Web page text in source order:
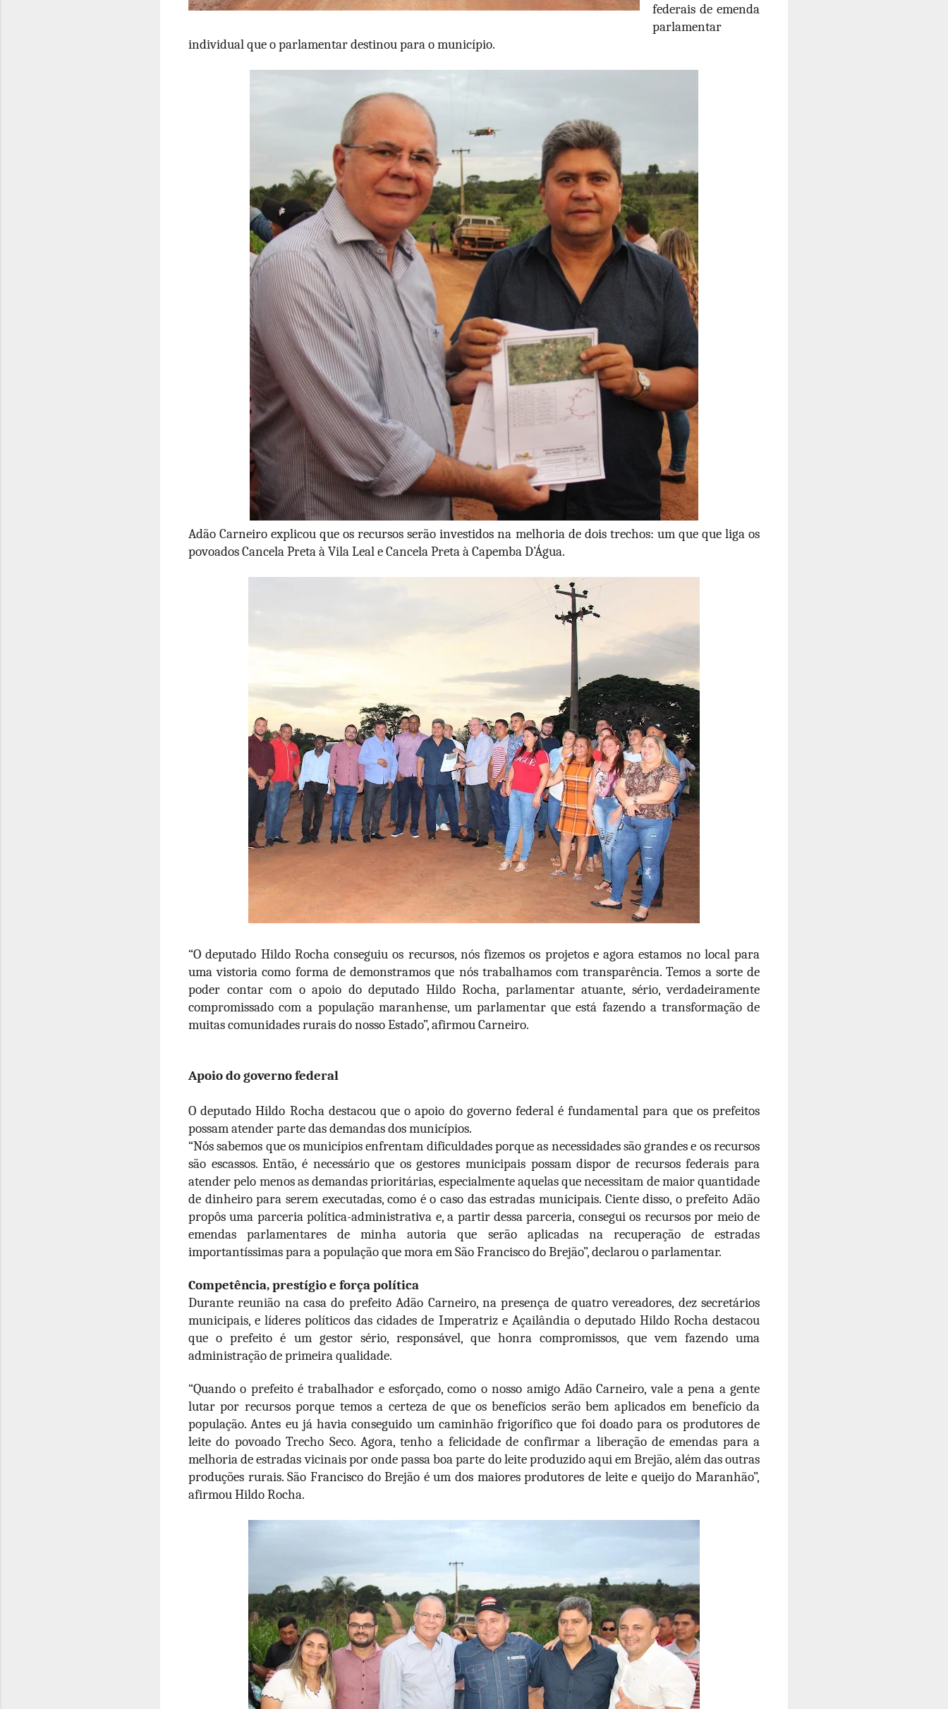
federais de emenda
parlamentar
individual que o parlamentar destinou para o município.
Adão Carneiro explicou que os recursos serão investidos na melhoria de dois trechos: um que que liga os
povoados Cancela Preta à Vila Leal e Cancela Preta à Capemba D’Água.
“O deputado Hildo Rocha conseguiu os recursos, nós fizemos os projetos e agora estamos no local para
uma vistoria como forma de demonstramos que nós trabalhamos com transparência. Temos a sorte de
poder contar com o apoio do deputado Hildo Rocha, parlamentar atuante, sério, verdadeiramente
compromissado com a população maranhense, um parlamentar que está fazendo a transformação de
muitas comunidades rurais do nosso Estado”, afirmou Carneiro.
Apoio do governo federal
O deputado Hildo Rocha destacou que o apoio do governo federal é fundamental para que os prefeitos
possam atender parte das demandas dos municípios.
“Nós sabemos que os municípios enfrentam dificuldades porque as necessidades são grandes e os recursos
são escassos. Então, é necessário que os gestores municipais possam dispor de recursos federais para
atender pelo menos as demandas prioritárias, especialmente aquelas que necessitam de maior quantidade
de dinheiro para serem executadas, como é o caso das estradas municipais. Ciente disso, o prefeito Adão
propôs uma parceria política-administrativa e, a partir dessa parceria, consegui os recursos por meio de
emendas parlamentares de minha autoria que serão aplicadas na recuperação de estradas
importantíssimas para a população que mora em São Francisco do Brejão”, declarou o parlamentar.
Competência, prestígio e força política
Durante reunião na casa do prefeito Adão Carneiro, na presença de quatro vereadores, dez secretários
municipais, e líderes políticos das cidades de Imperatriz e Açailândia o deputado Hildo Rocha destacou
que o prefeito é um gestor sério, responsável, que honra compromissos, que vem fazendo uma
administração de primeira qualidade.
“Quando o prefeito é trabalhador e esforçado, como o nosso amigo Adão Carneiro, vale a pena a gente
lutar por recursos porque temos a certeza de que os benefícios serão bem aplicados em benefício da
população. Antes eu já havia conseguido um caminhão frigorífico que foi doado para os produtores de
leite do povoado Trecho Seco. Agora, tenho a felicidade de confirmar a liberação de emendas para a
melhoria de estradas vicinais por onde passa boa parte do leite produzido aqui em Brejão, além das outras
produções rurais. São Francisco do Brejão é um dos maiores produtores de leite e queijo do Maranhão”,
afirmou Hildo Rocha.